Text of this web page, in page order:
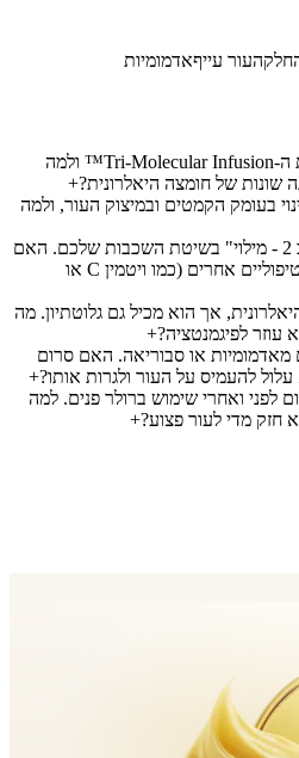
עור עייףאדמומיות
מה זה אומר בפועל טכנולוגיית ה-Tri-Molecular Infusion™ ולמה
שונות של חומצה היאלרונית?+
בעומק הקמטים ובמיצוק העור, ולמה
כתוב שהסרום משמש כ"שלב 2 - מילוי" בשיטת השכבות שלכם. האם
הוא מגיע לפני או אחרי סרומים טיפוליים אחרים (כמו ויטמין C או
אך הוא מכיל גם גלוטתיון. מה
עוזר לפיגמנטציה?+
מאדמומיות או סבוריאה. האם סרום
להעמיס על העור ולגרות אותו?+
ואחרי שימוש ברולר פנים. למה
חזק מדי לעור פצוע?+